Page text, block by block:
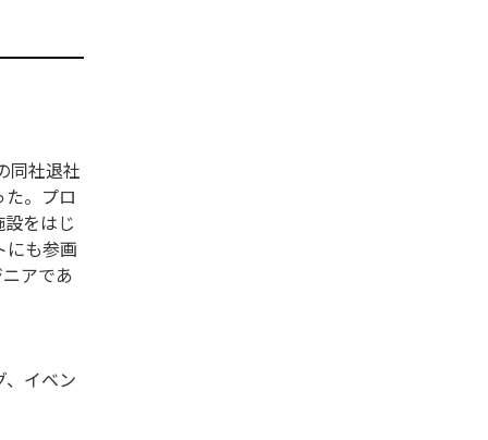
同社退社
。プロ
をはじ
にも参画
アであ
イベン